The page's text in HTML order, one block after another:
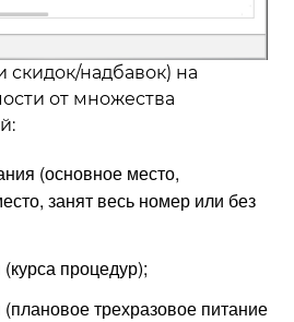
скидок/надбавок) на
от множества
(основное место,
занят весь номер или без
процедур);
трехразовое питание